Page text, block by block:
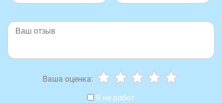
Ваша оценка:
Я не робот